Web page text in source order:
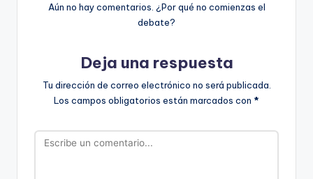
Aún no hay comentarios. ¿Por qué no comienzas el
debate?
Deja una respuesta
Tu dirección de correo electrónico no será publicada.
Los campos obligatorios están marcados con *